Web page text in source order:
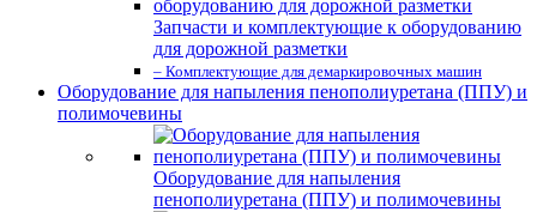
Запчасти и комплектующие к оборудованию
для дорожной разметки
– Комплектующие для демаркировочных машин
Оборудование для напыления пенополиуретана (ППУ) и
полимочевины
Оборудование для напыления
пенополиуретана (ППУ) и полимочевины